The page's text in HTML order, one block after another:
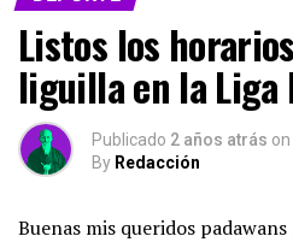
Listos los
liguilla en la Liga
Publicado 2 años atrás on
By Redacción
Buenas mis queridos